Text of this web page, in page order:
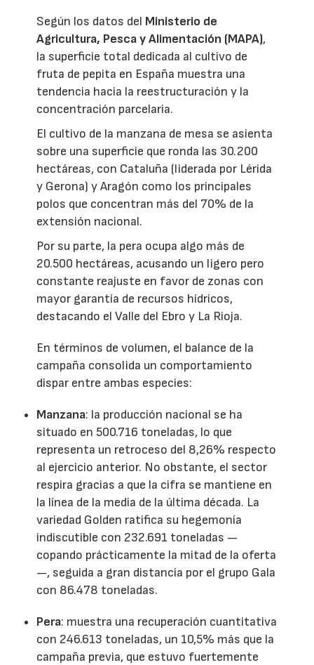
Según los datos del Ministerio de
Agricultura, Pesca y Alimentación (MAPA),
la superficie total dedicada al cultivo de
fruta de pepita en España muestra una
tendencia hacia la reestructuración y la
concentración parcelaria.
El cultivo de la manzana de mesa se asienta
sobre una superficie que ronda las 30.200
hectáreas, con Cataluña (liderada por Lérida
y Gerona) y Aragón como los principales
polos que concentran más del 70% de la
extensión nacional.
Por su parte, la pera ocupa algo más de
20.500 hectáreas, acusando un ligero pero
constante reajuste en favor de zonas con
mayor garantía de recursos hídricos,
destacando el Valle del Ebro y La Rioja.
En términos de volumen, el balance de la
campaña consolida un comportamiento
dispar entre ambas especies:
Manzana: la producción nacional se ha
situado en 500.716 toneladas, lo que
representa un retroceso del 8,26% respecto
al ejercicio anterior. No obstante, el sector
respira gracias a que la cifra se mantiene en
la línea de la media de la última década. La
variedad Golden ratifica su hegemonía
indiscutible con 232.691 toneladas —
copando prácticamente la mitad de la oferta
—, seguida a gran distancia por el grupo Gala
con 86.478 toneladas.
Pera: muestra una recuperación cuantitativa
con 246.613 toneladas, un 10,5% más que la
campaña previa, que estuvo fuertemente